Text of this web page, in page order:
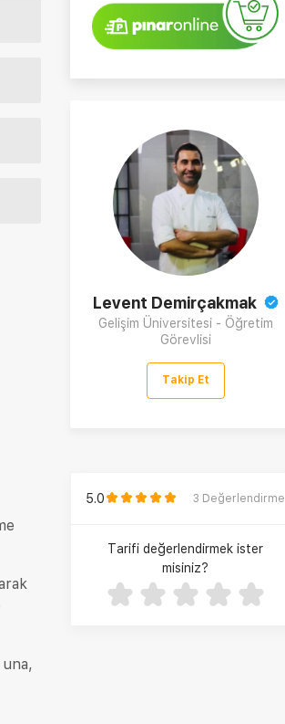
una,
Levent Demirçakmak
Gelişim Üniversitesi - Öğretim
Görevlisi
Takip Et
5.0 3 Değerlendirme
Tarifi değerlendirmek ister
misiniz?